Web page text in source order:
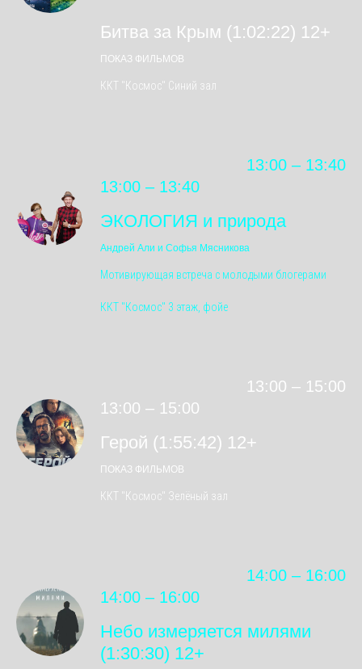
Битва за Крым (1:02:22) 12+
ПОКАЗ ФИЛЬМОВ
ККТ "Космос" Синий зал
13:00 – 13:40
13:00 – 13:40
ЭКОЛОГИЯ и природа
Андрей Али и Софья Мясникова
Мотивирующая встреча с молодыми блогерами
ККТ "Космос" 3 этаж, фойе
13:00 – 15:00
13:00 – 15:00
Герой (1:55:42) 12+
ПОКАЗ ФИЛЬМОВ
ККТ "Космос" Зелёный зал
14:00 – 16:00
14:00 – 16:00
Небо измеряется милями
(1:30:30) 12+